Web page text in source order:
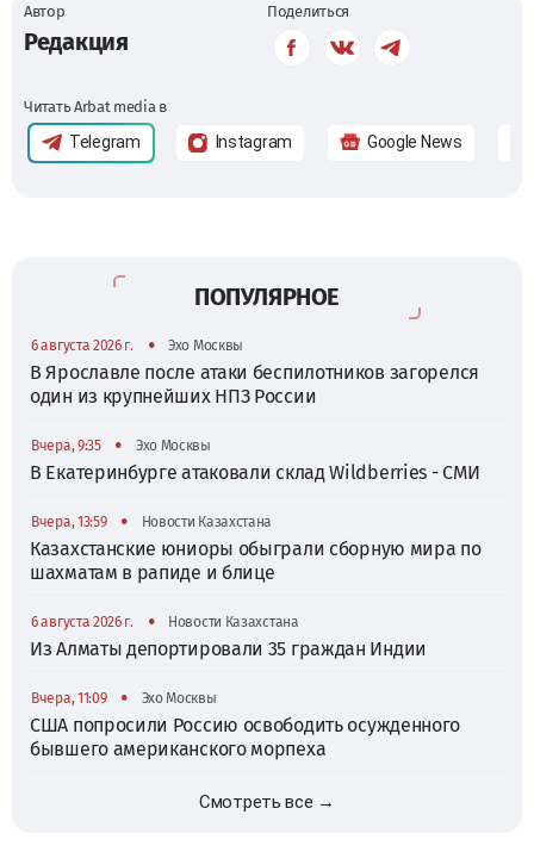
Автор
Редакция
Поделиться
Читать Arbat media в
Telegram Instagram Google News
ПОПУЛЯРНОЕ
6 августа 2026 г. • Эхо Москвы
В Ярославле после атаки беспилотников загорелся
один из крупнейших НПЗ России
Вчера, 9:35 • Эхо Москвы
В Екатеринбурге атаковали склад Wildberries - СМИ
Вчера, 13:59 • Новости Казахстана
Казахстанские юниоры обыграли сборную мира по
шахматам в рапиде и блице
6 августа 2026 г. • Новости Казахстана
Из Алматы депортировали 35 граждан Индии
Вчера, 11:09 • Эхо Москвы
США попросили Россию освободить осужденного
бывшего американского морпеха
Смотреть все →